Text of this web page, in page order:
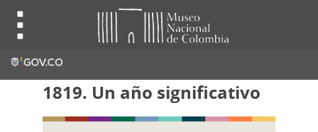
1819. Un año significativo